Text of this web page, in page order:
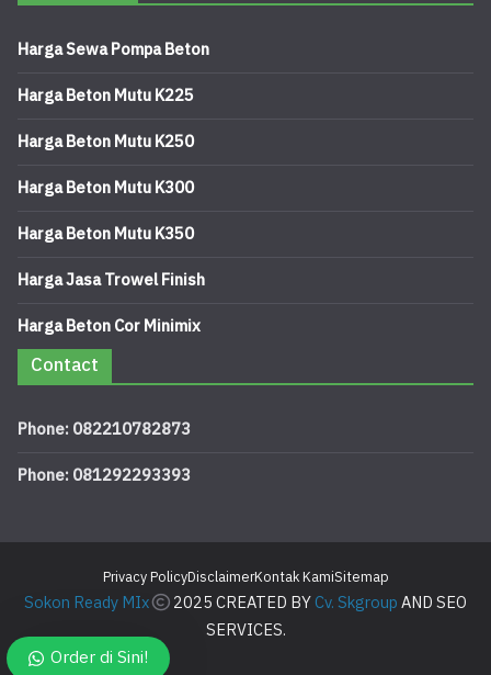
Harga Sewa Pompa Beton
Harga Beton Mutu K225
Harga Beton Mutu K250
Harga Beton Mutu K300
Harga Beton Mutu K350
Harga Jasa Trowel Finish
Harga Beton Cor Minimix
Contact
Phone: 082210782873
Phone: 081292293393
Privacy PolicyDisclaimerKontak KamiSitemap
Sokon Ready MIx 2025 CREATED BYCv. SkgroupAND SEO
SERVICES.
Order di Sini!